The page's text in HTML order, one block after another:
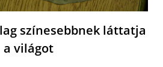
színesebbnek láttatja
a világot